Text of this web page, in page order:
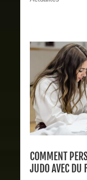
COMMENT
JUDO AVEC DU